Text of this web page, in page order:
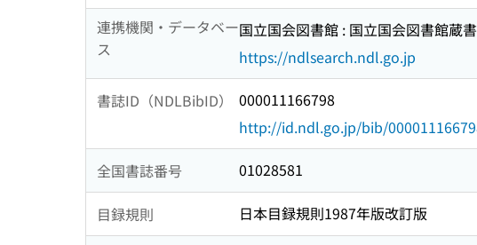
連携機関・データベー
ス
国立国会図書館 : 国立国会図書館蔵書
https://ndlsearch.ndl.go.jp
書誌ID（NDLBibID）
000011166798
http://id.ndl.go.jp/bib/
全国書誌番号 01028581
目録規則 日本目録規則1987年版改訂版